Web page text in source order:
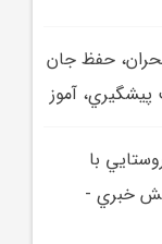
حفظ جان
پيشگيري، آموز
با
خبري -